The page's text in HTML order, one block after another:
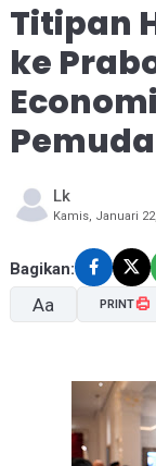
Titipan
ke
Lk
Kamis, Januari
Bagikan:
Aa PRINT